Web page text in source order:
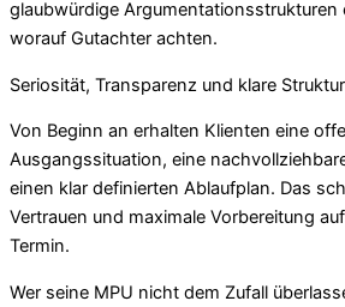
glaubwürdige Argumentationsstrukturen
worauf Gutachter achten.
Seriosität, Transparenz und klare
Von Beginn an erhalten Klienten eine
Ausgangssituation, eine
einen klar definierten Ablaufplan. Das
Vertrauen und maximale Vorbereitung
Termin.
Wer seine MPU nicht dem Zufall